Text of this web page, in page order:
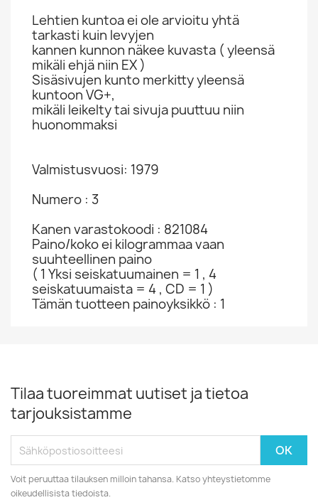
Lehtien kuntoa ei ole arvioitu yhtä
tarkasti kuin levyjen
kannen kunnon näkee kuvasta ( yleensä
mikäli ehjä niin EX )
Sisäsivujen kunto merkitty yleensä
kuntoon VG+,
mikäli leikelty tai sivuja puuttuu niin
huonommaksi
Valmistusvuosi: 1979
Numero : 3
Kanen varastokoodi : 821084
Paino/koko ei kilogrammaa vaan
suuhteellinen paino
( 1 Yksi seiskatuumainen = 1 , 4
seiskatuumaista = 4 , CD = 1 )
Tämän tuotteen painoyksikkö : 1
Tilaa tuoreimmat uutiset ja tietoa
tarjouksistamme
Voit peruuttaa tilauksen milloin tahansa. Katso yhteystietomme
oikeudellisista tiedoista.